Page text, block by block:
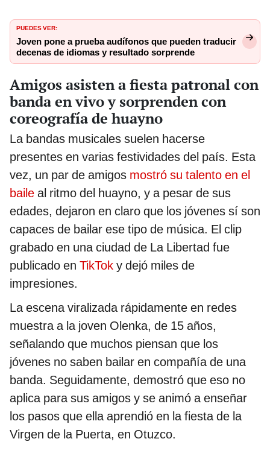
PUEDES VER:
Joven pone a prueba audífonos que pueden traducir
decenas de idiomas y resultado sorprende
Amigos asisten a fiesta patronal con
banda en vivo y sorprenden con
coreografía de huayno
La bandas musicales suelen hacerse
presentes en varias festividades del país. Esta
vez, un par de amigos mostró su talento en el
baile al ritmo del huayno, y a pesar de sus
edades, dejaron en claro que los jóvenes sí son
capaces de bailar ese tipo de música. El clip
grabado en una ciudad de La Libertad fue
publicado en TikTok y dejó miles de
impresiones.
La escena viralizada rápidamente en redes
muestra a la joven Olenka, de 15 años,
señalando que muchos piensan que los
jóvenes no saben bailar en compañía de una
banda. Seguidamente, demostró que eso no
aplica para sus amigos y se animó a enseñar
los pasos que ella aprendió en la fiesta de la
Virgen de la Puerta, en Otuzco.